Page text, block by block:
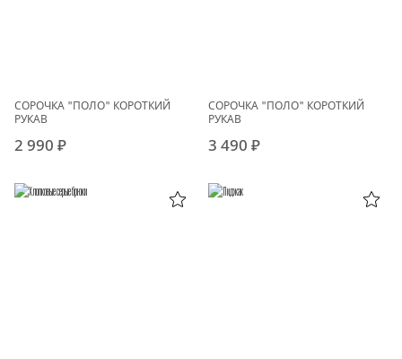
СОРОЧКА "ПОЛО" КОРОТКИЙ
РУКАВ
2 990 ₽
СОРОЧКА "ПОЛО" КОРОТКИЙ
РУКАВ
3 490 ₽